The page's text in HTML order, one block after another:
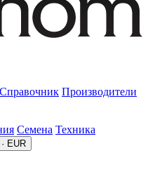
Справочник Производители
Семена Техника
EUR